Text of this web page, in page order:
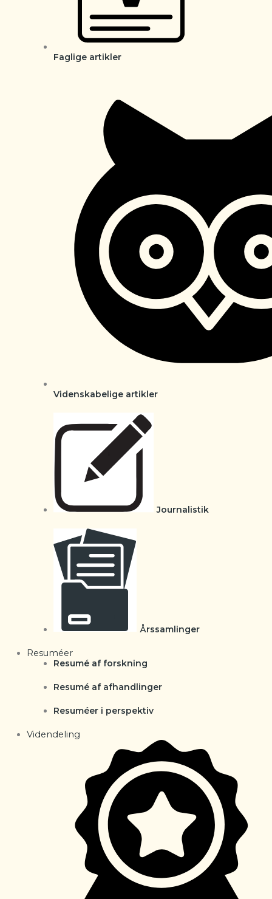
Faglige artikler
Videnskabelige artikler
Journalistik
Årssamlinger
Resuméer
Resumé af forskning
Resumé af afhandlinger
Resuméer i perspektiv
Videndeling